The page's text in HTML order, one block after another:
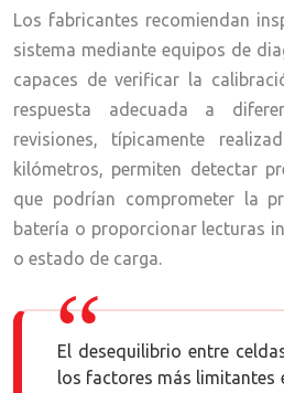
Los fabricantes recomiendan
sistema mediante equipos de
capaces de verificar la
respuesta adecuada a
revisiones, típicamente
kilómetros, permiten detectar
que podrían comprometer la
batería o proporcionar lecturas
o estado de carga.
El desequilibrio entre
los factores más limitantes